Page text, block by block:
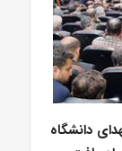
جهادی شهدای دانشگاه